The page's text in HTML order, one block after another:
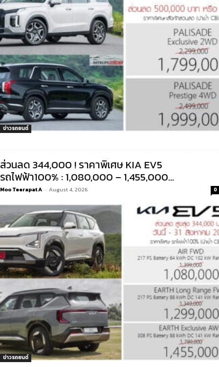
ข่าวรถยนต์
ส่วนลด 344,000 ! ราคาพิเศษ KIA EV5
รถไฟฟ้า100% : 1,080,000 – 1,455,000...
Moo Teerapat A - August 4, 2026 0
ข่าวรถยนต์